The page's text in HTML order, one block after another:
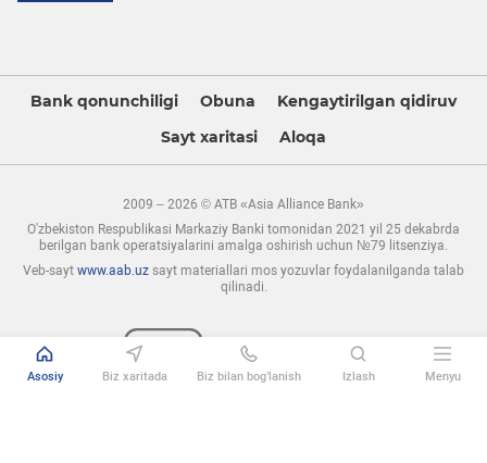
Bank qonunchiligi Obuna
Kengaytirilgan qidiruv
Sayt xaritasi
Aloqa
2009 – 2026 © ATB «Asia Alliance Bank»
O'zbekiston Respublikasi Markaziy Banki tomonidan 2021 yil 25 dekabrda
berilgan bank operatsiyalarini amalga oshirish uchun №79 litsenziya.
Veb-sayt www.aab.uz sayt materiallari mos yozuvlar foydalanilganda talab
qilinadi.
Asosiy Biz xaritada Biz bilan bog’lanish Izlash Menyu